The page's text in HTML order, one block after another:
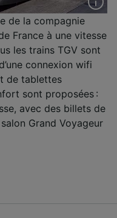
de la compagnie
France à une vitesse
les trains TGV sont
connexion wifi
de tablettes
sont proposées :
avec des billets de
Grand Voyageur